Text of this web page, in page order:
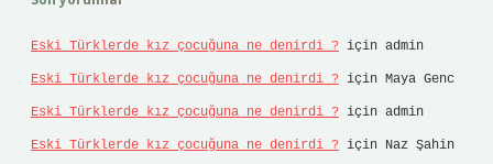
Eski Türklerde kız çocuğuna ne denirdi ? için admin
Eski Türklerde kız çocuğuna ne denirdi ? için Maya Genc
Eski Türklerde kız çocuğuna ne denirdi ? için admin
Eski Türklerde kız çocuğuna ne denirdi ? için Naz Şahin